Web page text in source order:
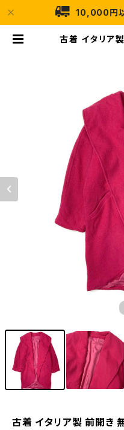
10,000円
古着 イタリア
古着 イタリア製 前開き